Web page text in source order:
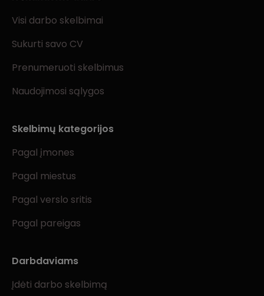
Visi darbo skelbimai
Sukurti savo CV
Prenumeruoti skelbimus
Naudojimosi sąlygos
Skelbimų kategorijos
Pagal įmones
Pagal miestus
Pagal verslo sritis
Pagal pareigas
Darbdaviams
Įdėti darbo skelbimą